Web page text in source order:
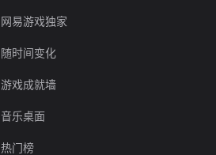
网易游戏独家
随时间变化
游戏成就墙
音乐桌面
热门榜